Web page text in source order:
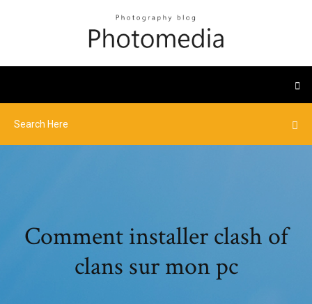
Comment installer clash of
clans sur mon pc